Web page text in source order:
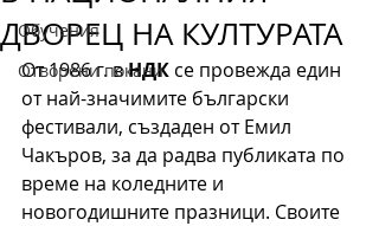
Обучения
Отворени покани
ДВОРЕЦ НА КУЛТУРАТА
От 1986 г. в НДК се провежда един
от най-значимите български
фестивали, създаден от Емил
Чакъров, за да радва публиката по
време на коледните и
новогодишните празници. Своите